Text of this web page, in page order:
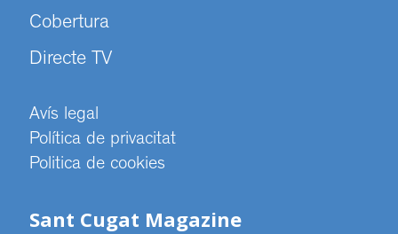
Cobertura
Directe TV
Avís legal
Política de privacitat
Politica de cookies
Sant Cugat Magazine